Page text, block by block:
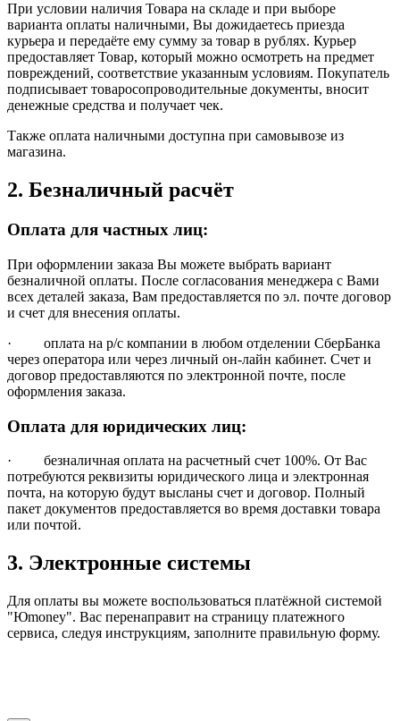
При условии наличия Товара на складе и при выборе
варианта оплаты наличными, Вы дожидаетесь приезда
курьера и передаёте ему сумму за товар в рублях. Курьер
предоставляет Товар, который можно осмотреть на предмет
повреждений, соответствие указанным условиям. Покупатель
подписывает товаросопроводительные документы, вносит
денежные средства и получает чек.
Также оплата наличными доступна при самовывозе из
магазина.
2. Безналичный расчёт
Оплата для частных лиц:
При оформлении заказа Вы можете выбрать вариант
безналичной оплаты. После согласования менеджера с Вами
всех деталей заказа, Вам предоставляется по эл. почте договор
и счет для внесения оплаты.
· оплата на р/с компании в любом отделении СберБанка
через оператора или через личный он-лайн кабинет. Счет и
договор предоставляются по электронной почте, после
оформления заказа.
Оплата для юридических лиц:
· безналичная оплата на расчетный счет 100%. От Вас
потребуются реквизиты юридического лица и электронная
почта, на которую будут высланы счет и договор. Полный
пакет документов предоставляется во время доставки товара
или почтой.
3. Электронные системы
Для оплаты вы можете воспользоваться платёжной системой
"Юmoney". Вас перенаправит на страницу платежного
сервиса, следуя инструкциям, заполните правильную форму.